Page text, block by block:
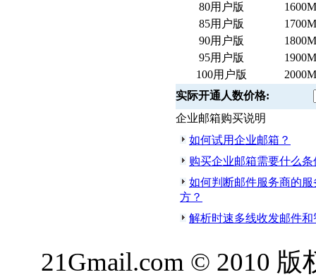
80用户版
1600M
85用户版
1700M
90用户版
1800M
95用户版
1900M
100用户版
2000M
实际开通人数价格:
企业邮箱购买说明
如何试用企业邮箱？
购买企业邮箱需要什么条
如何判断邮件服务商的
方？
解析时速多线收发邮件
21Gmail.com © 2010